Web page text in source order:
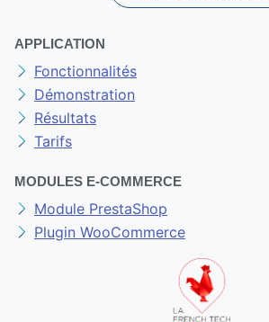
APPLICATION
Fonctionnalités
Démonstration
Résultats
Tarifs
MODULES E-COMMERCE
Module PrestaShop
Plugin WooCommerce